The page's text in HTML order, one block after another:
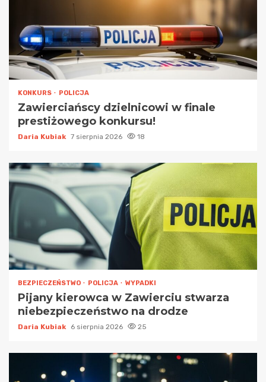
KONKURS POLICJA
Zawierciańscy dzielnicowi w finale
prestiżowego konkursu!
Daria Kubiak 7 sierpnia 2026 18
BEZPIECZEŃSTWO POLICJA WYPADKI
Pijany kierowca w Zawierciu stwarza
niebezpieczeństwo na drodze
Daria Kubiak 6 sierpnia 2026 25